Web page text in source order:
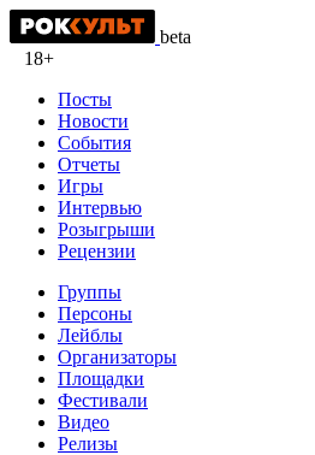
beta
18+
Посты
Новости
События
Отчеты
Игры
Интервью
Розыгрыши
Рецензии
Группы
Персоны
Лейблы
Организаторы
Площадки
Фестивали
Видео
Релизы